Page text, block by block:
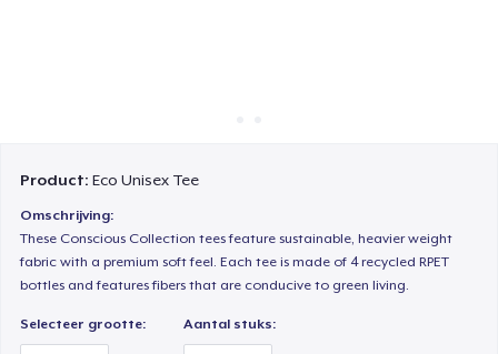
Product:Eco Unisex Tee
Omschrijving:
These Conscious Collection tees feature sustainable, heavier weight
fabric with a premium soft feel. Each tee is made of 4 recycled RPET
bottles and features fibers that are conducive to green living.
Selecteer grootte: Aantal stuks: